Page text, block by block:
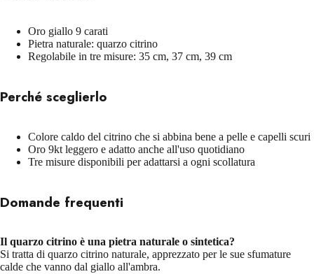
Oro giallo 9 carati
Pietra naturale: quarzo citrino
Regolabile in tre misure: 35 cm, 37 cm, 39 cm
Perché sceglierlo
Colore caldo del citrino che si abbina bene a pelle e capelli scuri
Oro 9kt leggero e adatto anche all'uso quotidiano
Tre misure disponibili per adattarsi a ogni scollatura
Domande frequenti
Il quarzo citrino è una pietra naturale o sintetica?
Si tratta di quarzo citrino naturale, apprezzato per le sue sfumature
calde che vanno dal giallo all'ambra.